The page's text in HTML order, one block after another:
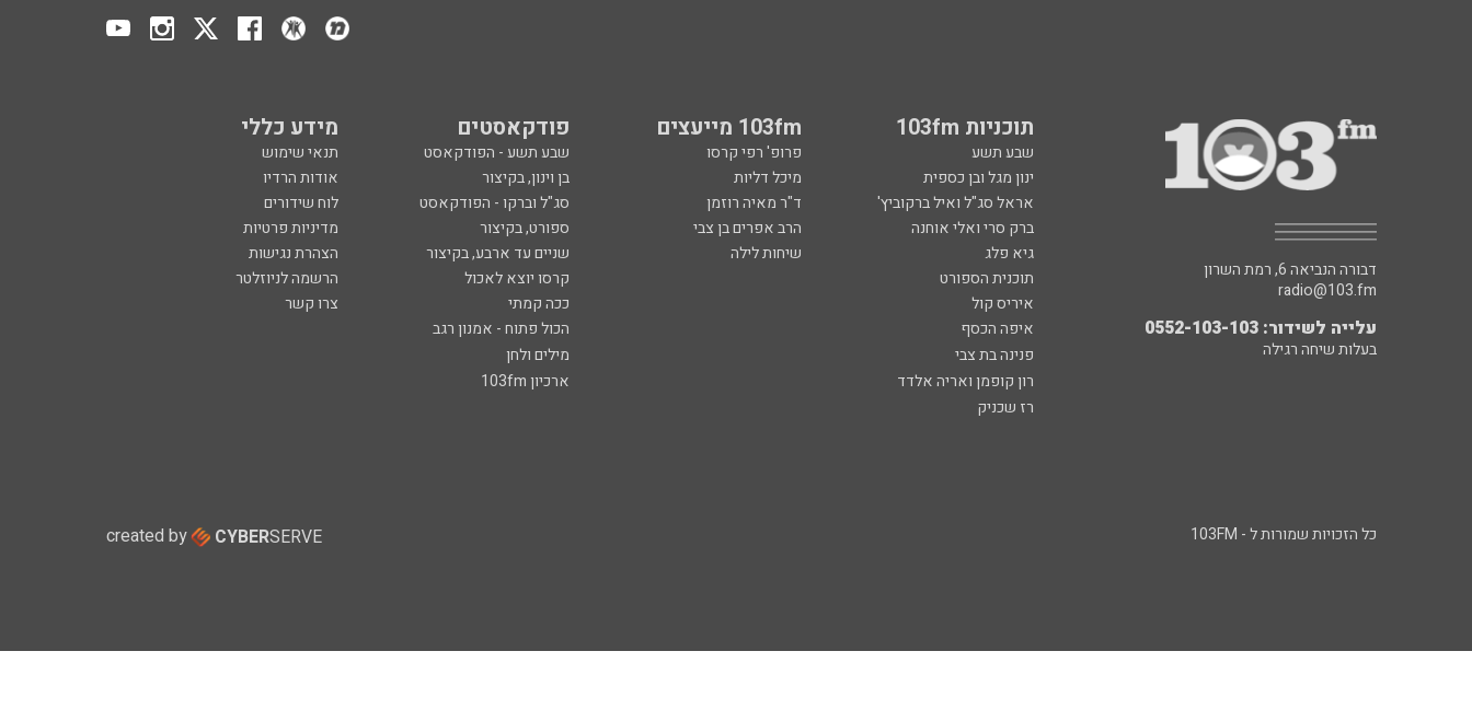
תוכניות 103fm 103fm מייעצים פודקאסטים מידע כללי
שבע תשע פרופ' רפי קרסו שבע תשע - הפודקאסט
תנאי שימוש
ינון מגל ובן כספית
מיכל דליות בן וינון, בקיצור
אודות הרדיו
אראל סג"ל ואיל ברקוביץ'
ד"ר מאיה רוזמן סג"ל וברקו - הפודקאסט
לוח שידורים
ברק סרי ואלי אוחנה
הרב אפרים בן צבי ספורט, בקיצור
מדיניות פרטיות
גיא פלג
שיחות לילה שניים עד ארבע, בקיצור
הצהרת נגישות
תוכנית הספורט
קרסו יוצא לאכול
הרשמה לניוזלטר
איריס קול
ככה קמתי
צרו קשר
איפה הכסף
הכול פתוח - אמנון רגב
פנינה בת צבי
מילים ולחן
רון קופמן ואריה אלדד
ארכיון 103fm
רז שכניק
דבורה הנביאה 6, רמת השרון
radio@103.fm
עלייה לשידור: 0552-103-103
בעלות שיחה רגילה
כל הזכויות שמורות ל - 103FM created by CYBERSERVE